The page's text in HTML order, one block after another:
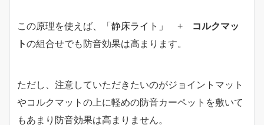
この原理を使えば 、「静床ライト」 +
コルクマッ
トの組合せでも防音効果は高まります。
ただし、注意していただきたいのがジョイントマット
やコルクマットの上に軽めの防音カーペットを敷いて
もあまり防音効果は高まりません。